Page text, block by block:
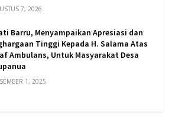
7, 2026
Barru, Menyampaikan Apresiasi dan
Tinggi Kepada H. Salama Atas
Ambulans, Untuk Masyarakat Desa
1, 2025